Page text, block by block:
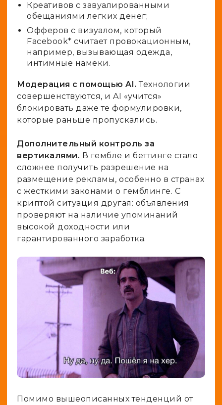
Креативов с завуалированными
обещаниями легких денег;
Офферов с визуалом, который
Facebook* считает провокационным,
например, вызывающая одежда,
интимные намеки.
Модерация с помощью AI.Технологии
совершенствуются, и AI «учится»
блокировать даже те формулировки,
которые раньше пропускались.
Дополнительный контроль за
вертикалями. В гембле и беттинге стало
сложнее получить разрешение на
размещение рекламы, особенно в странах
с жесткими законами о гемблинге. С
криптой ситуация другая: объявления
проверяют на наличие упоминаний
высокой доходности или
гарантированного заработка.
Помимо вышеописанных тенденций от